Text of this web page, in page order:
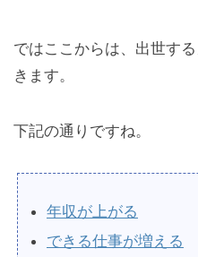
ではここからは、出世す
きます。
下記の通りですね。
年収が上がる
できる仕事が増える